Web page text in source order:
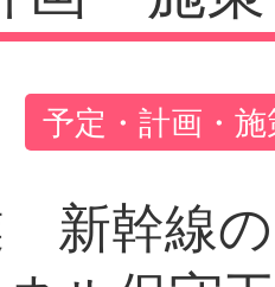
予定・計画・
新幹線